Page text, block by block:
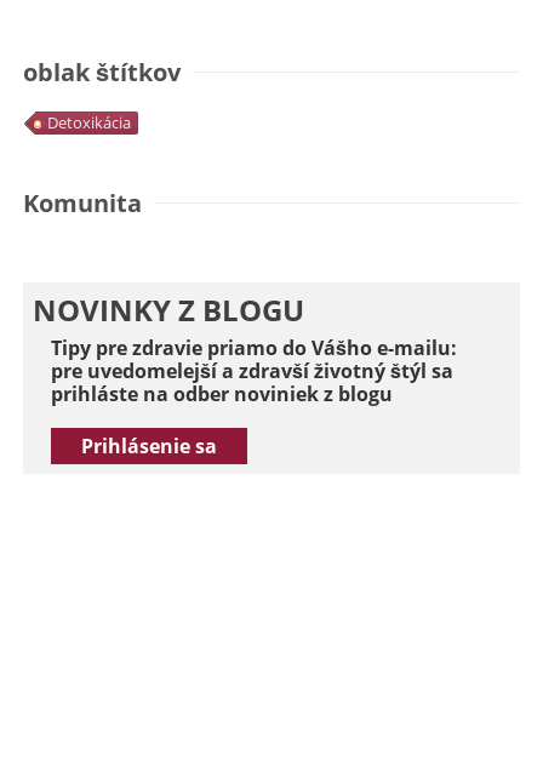
oblak štítkov
Detoxikácia
Komunita
NOVINKY Z BLOGU
Tipy pre zdravie priamo do Vášho e-mailu:
pre uvedomelejší a zdravší životný štýl sa
prihláste na odber noviniek z blogu
Prihlásenie sa